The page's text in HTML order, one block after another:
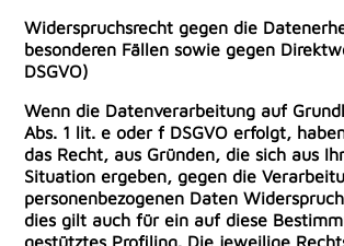
Widerspruchsrecht gegen die
besonderen Fällen sowie gegen
DSGVO)
Wenn die Datenverarbeitung auf
Abs. 1 lit. e oder f DSGVO erfolgt,
das Recht, aus Gründen, die sich aus
Situation ergeben, gegen die
personenbezogenen Daten
dies gilt auch für ein auf diese
gestütztes Profiling. Die jeweilige